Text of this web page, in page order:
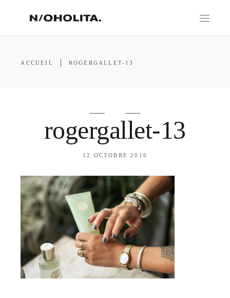
ACCUEIL ROGERGALLET-13
rogergallet-13
12 OCTOBRE 2016